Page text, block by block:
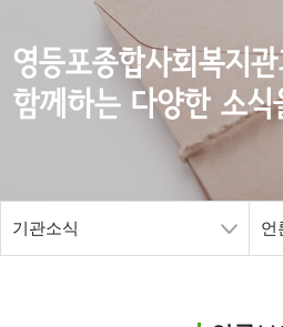
영등포종합사회복지
함께하는 다양한 소식
기관소식 언